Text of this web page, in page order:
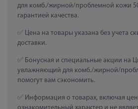
для комб./жирной/проблемной кожи
гарантией качества.
Цена на товары указана без учета
доставки.
Бонусная и специальные акции на
увлажняющий для комб./жирной/
помогут вам сэкономить.
Информация о товарах, включая